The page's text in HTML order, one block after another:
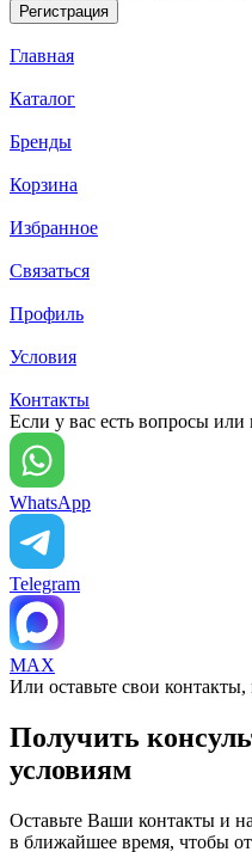
Главная
Каталог
Бренды
Корзина
Избранное
Связаться
Профиль
Условия
Контакты
Если у вас есть вопросы
WhatsApp
Telegram
MAX
Или оставьте свои
Получить
условиям
Оставьте Ваши контакты и
в ближайшее время, чтобы